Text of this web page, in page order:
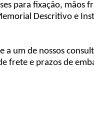
para fixação, mãos
Descritivo e
a um de nossos
frete e prazos de